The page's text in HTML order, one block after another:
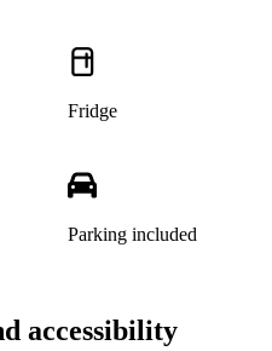
Fridge
Parking included
accessibility